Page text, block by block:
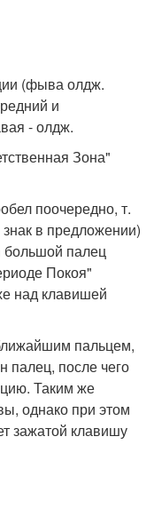
(фыва олдж.
и
- олдж.
Зона"
поочередно, т.
в предложении)
большой палец
Покоя"
над клавишей
пальцем,
палец, после чего
Таким же
однако при этом
зажатой клавишу